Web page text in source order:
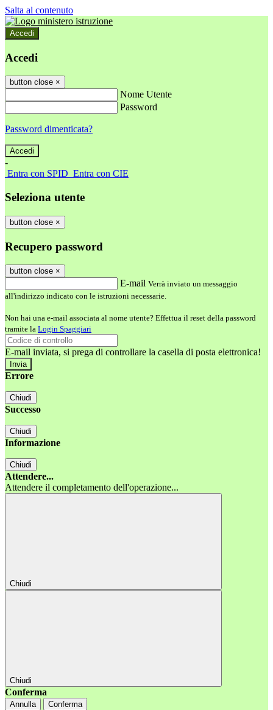
Salta al contenuto
Accedi
Accedi
button close ×
Nome Utente
Password
Password dimenticata?
-
Entra con SPID Entra con CIE
Seleziona utente
button close ×
Recupero password
button close ×
E-mail Verrà inviato un messaggio
all'indirizzo indicato con le istruzioni necessarie.
Non hai una e-mail associata al nome utente? Effettua il reset della password
tramite la Login Spaggiari
E-mail inviata, si prega di controllare la casella di posta elettronica!
Errore
Chiudi
Successo
Chiudi
Informazione
Chiudi
Attendere...
Attendere il completamento dell'operazione...
Chiudi
Chiudi
Conferma
Annulla Conferma